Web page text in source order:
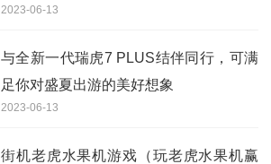
2023-06-13
与全新一代瑞虎7 PLUS结伴同行，可满
足你对盛夏出游的美好想象
2023-06-13
街机老虎水果机游戏（玩老虎水果机赢